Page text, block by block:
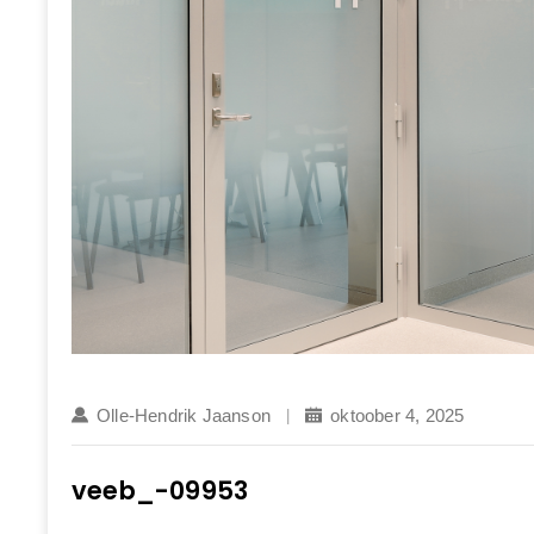
Olle-Hendrik Jaanson oktoober 4, 2025
veeb_-09953